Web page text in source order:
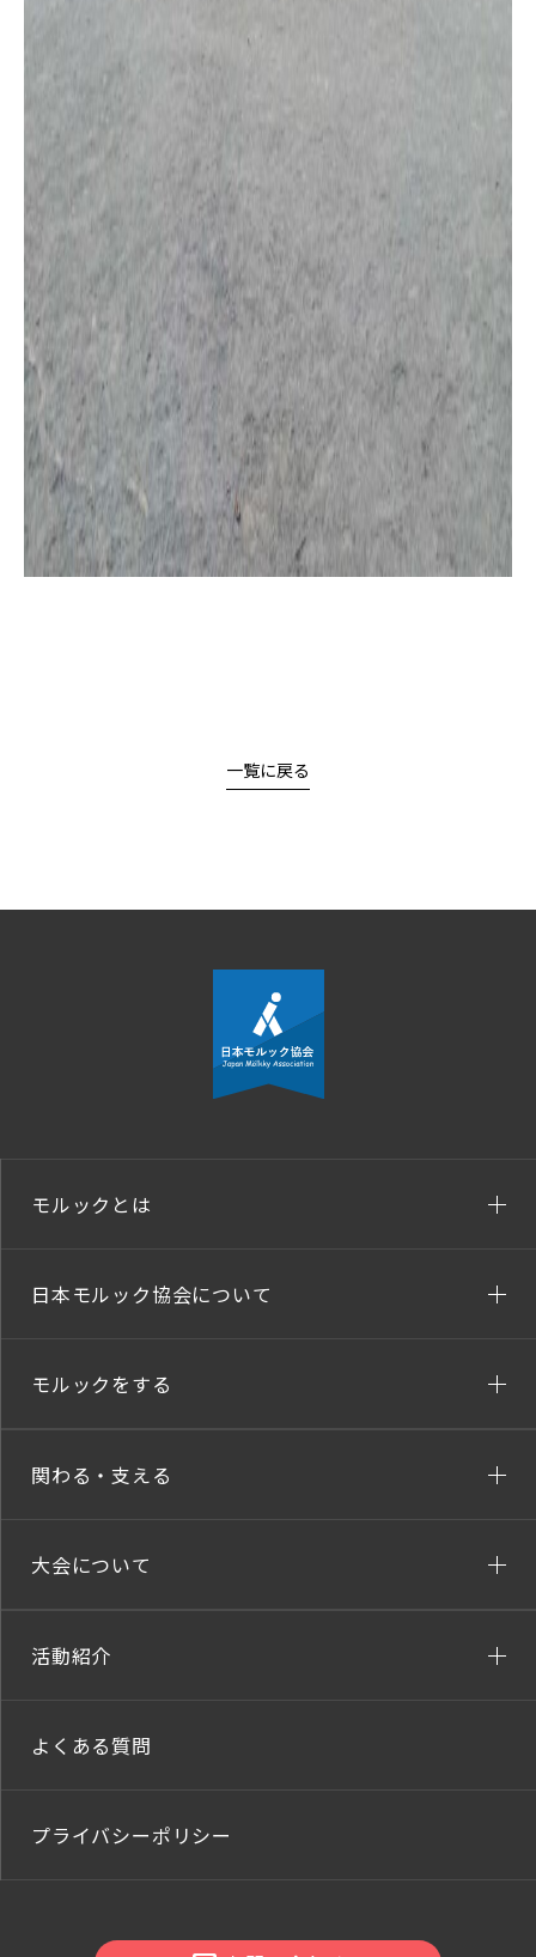
一覧に戻る
モルックとは
日本モルック協会について
モルックをする
関わる・支える
大会について
活動紹介
よくある質問
プライバシーポリシー